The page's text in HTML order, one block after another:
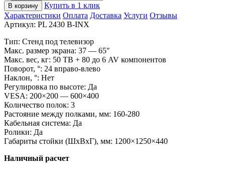
В корзину
Купить в 1 клик
Характеристики Оплата Доставка Услуги Отзывы
Артикул: PL 2430 B-INX
Тип: Cтенд под телевизор
Макс. размер экрана: 37 — 65″
Макс. вес, кг: 50 ТВ + 80 до 6 AV компонентов
Поворот, °: 24 вправо-влево
Наклон, °: Нет
Регулировка по высоте: Да
VESA: 200×200 — 600×400
Количество полок: 3
Растояние между полками, мм: 160-280
Кабельная система: Да
Ролики: Да
Габариты стойки (ШхВхГ), мм: 1200×1250×440
Наличный расчет